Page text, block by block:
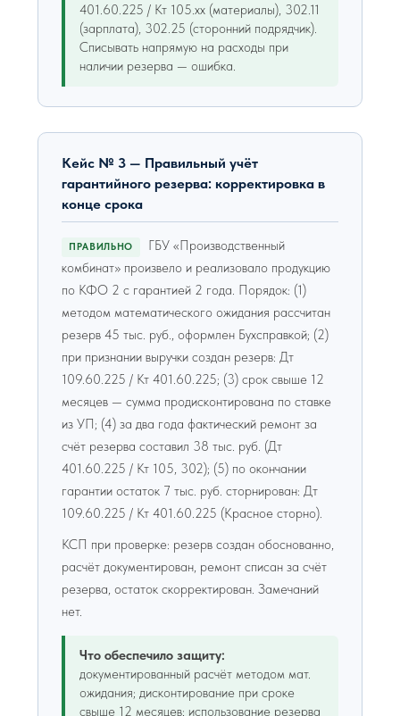
401.60.225 / Кт 105.хх (материалы), 302.11
(зарплата), 302.25 (сторонний подрядчик).
Списывать напрямую на расходы при
наличии резерва — ошибка.
Кейс № 3 — Правильный учёт
гарантийного резерва: корректировка в
конце срока
ПРАВИЛЬНО
ГБУ «Производственный
комбинат» произвело и реализовало продукцию
по КФО 2 с гарантией 2 года. Порядок: (1)
методом математического ожидания рассчитан
резерв 45 тыс. руб., оформлен Бухсправкой; (2)
при признании выручки создан резерв: Дт
109.60.225 / Кт 401.60.225; (3) срок свыше 12
месяцев — сумма продисконтирована по ставке
из УП; (4) за два года фактический ремонт за
счёт резерва составил 38 тыс. руб. (Дт
401.60.225 / Кт 105, 302); (5) по окончании
гарантии остаток 7 тыс. руб. сторнирован: Дт
109.60.225 / Кт 401.60.225 (Красное сторно).
КСП при проверке: резерв создан обоснованно,
расчёт документирован, ремонт списан за счёт
резерва, остаток скорректирован. Замечаний
нет.
Что обеспечило защиту:
документированный расчёт методом мат.
ожидания; дисконтирование при сроке
свыше 12 месяцев; использование резерва